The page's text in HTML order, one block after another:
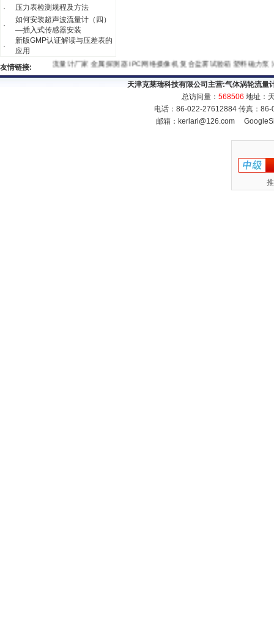
·
压力表检测规程及方法
·
如何安装超声波流量计（四）
—插入式传感器安装
·
新版GMP认证解读与压差表的
应用
友情链接: 流量计厂家金属探测器IPC网络摄像机 复合盐雾试验箱塑料磁力
天津克莱瑞科技有限公司主营:气体涡轮流量
总访问量： 568506 地址：
电话：86-022-27612884 传真：
邮箱： kerlari@126.com